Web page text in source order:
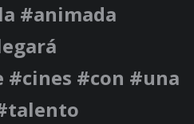
#animada
#con #una